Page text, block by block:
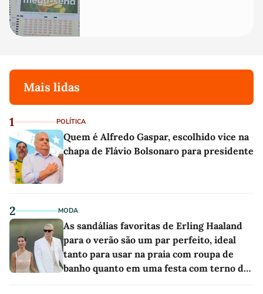
Mais lidas
1 POLÍTICA
Quem é Alfredo Gaspar, escolhido vice na
chapa de Flávio Bolsonaro para presidente
2 MODA
As sandálias favoritas de Erling Haaland
para o verão são um par perfeito, ideal
tanto para usar na praia com roupa de
banho quanto em uma festa com terno de